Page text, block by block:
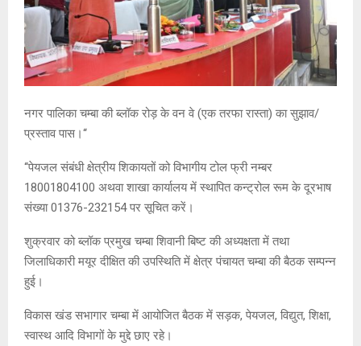
नगर पालिका चम्बा की ब्लॉक रोड़ के वन वे (एक तरफा रास्ता) का सुझाव/
प्रस्ताव पास।‘‘
‘‘पेयजल संबंधी क्षेत्रीय शिकायतों को विभागीय टोल फ्री नम्बर
18001804100 अथवा शाखा कार्यालय में स्थापित कन्ट्रोल रूम के दूरभाष
संख्या 01376-232154 पर सूचित करें।
शुक्रवार को ब्लॉक प्रमुख चम्बा शिवानी बिष्ट की अध्यक्षता में तथा
जिलाधिकारी मयूर दीक्षित की उपस्थिति में क्षेत्र पंचायत चम्बा की बैठक सम्पन्न
हुई।
विकास खंड सभागार चम्बा में आयोजित बैठक में सड़क, पेयजल, विद्युत, शिक्षा,
स्वास्थ आदि विभागों के मुद्दे छाए रहे।